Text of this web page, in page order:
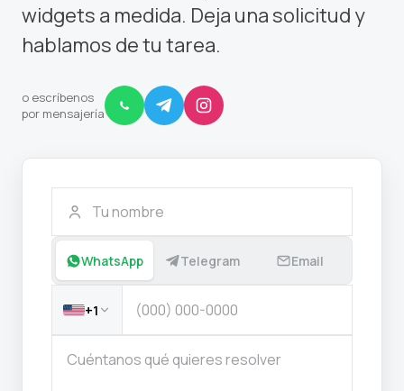
widgets a medida. Deja una solicitud y
hablamos de tu tarea.
o escríbenos
por mensajería
WhatsApp Telegram Email
+1